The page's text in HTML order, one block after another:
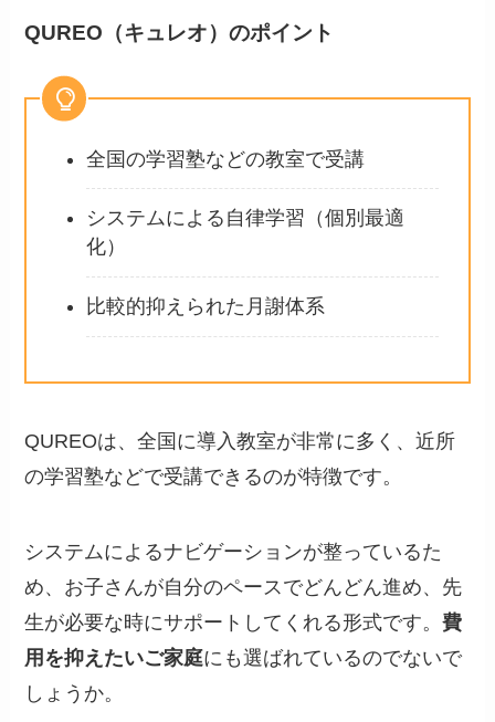
QUREO（キュレオ）のポイント
全国の学習塾などの教室で受講
システムによる自律学習（個別最適
化）
比較的抑えられた月謝体系
QUREOは、全国に導入教室が非常に多く、近所
の学習塾などで受講できるのが特徴です。
システムによるナビゲーションが整っているた
め、お子さんが自分のペースでどんどん進め、先
生が必要な時にサポートしてくれる形式です。費
用を抑えたいご家庭にも選ばれているのでないで
しょうか。